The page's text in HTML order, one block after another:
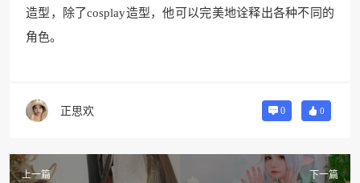
造型，除了cosplay造型，他可以完美地诠释出各种不同的
角色。
正思欢 0 0
上一篇
下一篇